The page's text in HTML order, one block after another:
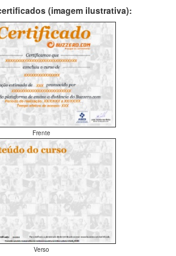
(imagem ilustrativa):
Frente
Verso